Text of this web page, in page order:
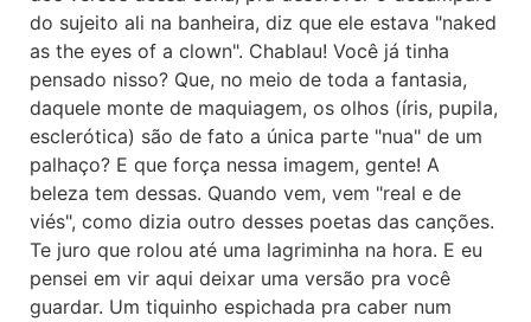
do sujeito ali na banheira, diz que ele estava "naked
as the eyes of a clown". Chablau! Você já tinha
pensado nisso? Que, no meio de toda a fantasia,
daquele monte de maquiagem, os olhos (íris, pupila,
esclerótica) são de fato a única parte "nua" de um
palhaço? E que força nessa imagem, gente! A
beleza tem dessas. Quando vem, vem "real e de
viés", como dizia outro desses poetas das canções.
Te juro que rolou até uma lagriminha na hora. E eu
pensei em vir aqui deixar uma versão pra você
guardar. Um tiquinho espichada pra caber num